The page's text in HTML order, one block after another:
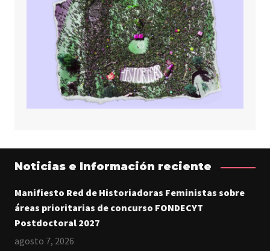
Noticias e Información reciente
Manifiesto Red de Historiadoras Feministas sobre
áreas prioritarias de concurso FONDECYT
Postdoctoral 2027
agosto 7, 2026